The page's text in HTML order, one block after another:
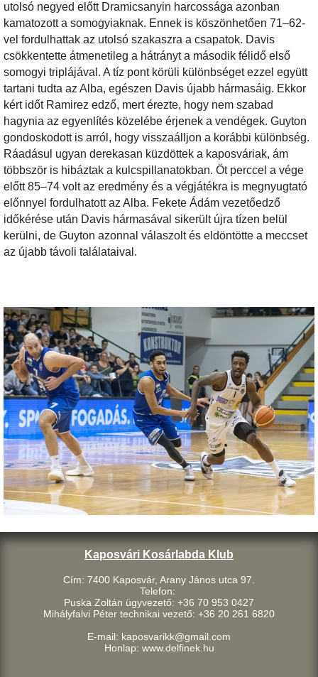
utolsó negyed előtt Dramicsanyin harcossága azonban
kamatozott a somogyiaknak. Ennek is köszönhetően 71–62-
vel fordulhattak az utolsó szakaszra a csapatok. Davis
csökkentette átmenetileg a hátrányt a második félidő első
somogyi triplájával. A tíz pont körüli különbséget ezzel együtt
tartani tudta az Alba, egészen Davis újabb hármasáig. Ekkor
kért időt Ramirez edző, mert érezte, hogy nem szabad
hagynia az egyenlítés közelébe érjenek a vendégek. Guyton
gondoskodott is arról, hogy visszaálljon a korábbi különbség.
Ráadásul ugyan derekasan küzdöttek a kaposváriak, ám
többször is hibáztak a kulcspillanatokban. Öt perccel a vége
előtt 85–74 volt az eredmény és a végjátékra is megnyugtató
előnnyel fordulhatott az Alba. Fekete Ádám vezetőedző
időkérése után Davis hármasával sikerült újra tízen belül
kerülni, de Guyton azonnal válaszolt és eldöntötte a meccset
az újabb távoli találataival.
Kaposvári Kosárlabda Klub
Cím: 7400 Kaposvár, Arany János utca 97.
Telefon:
Puska Zoltán ügyvezető: +36 70 953 0427
Mihályfalvi Péter technikai vezető: +36 20 261 6820
E-mail: kaposvarikk@gmail.com
Honlap: www.delfinek.hu